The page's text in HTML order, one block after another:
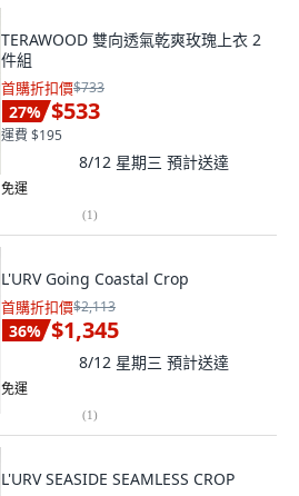
TERAWOOD 雙向透氣乾爽玫瑰上衣 2
件組
首購折扣價$733
27% $533
運費 $195
8/12 星期三 預計送達
免運
(1)
L'URV Going Coastal Crop
首購折扣價$2,113
36% $1,345
8/12 星期三 預計送達
免運
(1)
L'URV SEASIDE SEAMLESS CROP